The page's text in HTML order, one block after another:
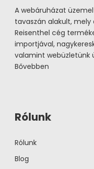
A webáruházat
tavaszán alakult,
Reisenthel cég
importjával,
valamint webüzletünk
Bővebben
Rólunk
Rólunk
Blog